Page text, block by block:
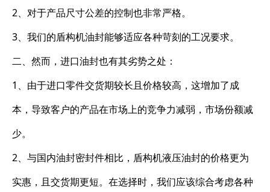
2、对于产品尺寸公差的控制也非常严格。
3、我们的盾构机油封能够适应各种苛刻的工况要求。
二、然而，进口油封也有其劣势之处：
1、由于进口零件交货期较长且价格较高，这增加了成
本，导致客户的产品在市场上的竞争力减弱，市场份额减
少。
2、与国内油封密封件相比，盾构机液压油封的价格更为
实惠，且交货期更短。在选择时，我们应该综合考虑各种